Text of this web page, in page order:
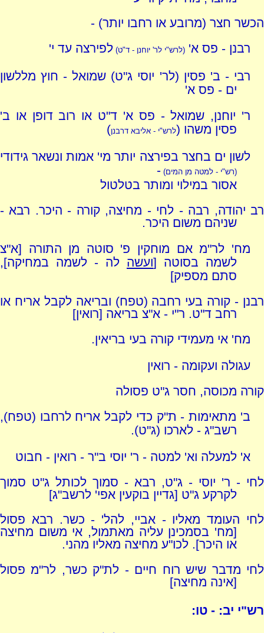
הכשר חצר (מרובע או רחבו יותר) -
רבנן - פס א'(לרש"י לר' יוחנן - ד"ט)לפירצה עד י'
רבי - ב' פסין (לר' יוסי ג"ט) שמואל - חוץ מללשון
ים - פס א'
ר' יוחנן, שמואל - פס א' ד"ט או רוב דופן או ב'
פסין משהו (לרש"י - אליבא דרבנן)
לשון ים בחצר בפירצה יותר מי' אמות ונשאר גידודי
(רש"י - למטה מן המים) -
אסור במילוי ומותר בטלטול
רב יהודה, רבה - לחי - מחיצה, קורה - היכר. רבא -
שניהם משום היכר.
מח' לר"מ אם מוחקין פ' סוטה מן התורה [א"צ
לשמה בסוטה [ועשה לה - לשמה במחיקה],
סתם מספיק]
רבנן - קורה בעי רחבה (טפח) ובריאה לקבל אריח או
רחב ד"ט. ר"י - א"צ בריאה [רואין]
מח' אי מעמידי קורה בעי בריאין.
עגולה ועקומה - רואין
קורה מכוסה, חסר ג"ט פסולה
ב' מתאימות - ת"ק כדי לקבל אריח לרחבו (טפח),
רשב"ג - לארכו (ג"ט).
א' למעלה וא' למטה - ר' יוסי ב"ר - רואין - חבוט
לחי - ר' יוסי - ג"ט, רבא - סמוך לכותל ג"ט סמוך
לקרקע ג"ט [גדיין בוקעין אפי' לרשב"ג]
לחי העומד מאליו - אביי, להל' - כשר. רבא פסול
[מח' בסמכינן עליה מאתמול, אי משום מחיצה
או היכר]. לכו"ע מחיצה מאליו מהני.
לחי מדבר שיש רוח חיים - לת"ק כשר, לר"מ פסול
[אינה מחיצה]
רש"י יב: - טו: